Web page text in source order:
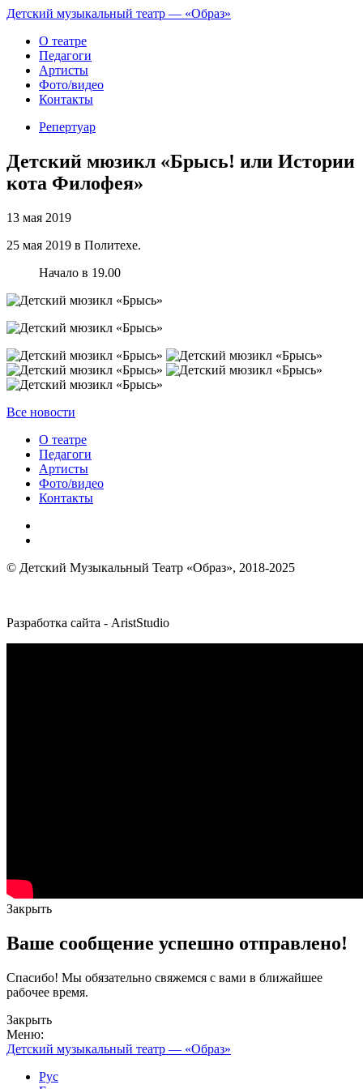
Детский музыкальный театр — «Образ»
О театре
Педагоги
Артисты
Фото/видео
Контакты
Репертуар
Детский мюзикл «Брысь! или Истории
кота Филофея»
13 мая 2019
25 мая 2019 в Политехе.
Начало в 19.00
Все новости
О театре
Педагоги
Артисты
Фото/видео
Контакты
© Детский Музыкальный Театр «Образ», 2018-2025
Разработка сайта - AristStudio
Закрыть
Ваше сообщение успешно отправлено!
Спасибо! Мы обязательно свяжемся с вами в ближайшее
рабочее время.
Закрыть
Меню:
Детский музыкальный театр — «Образ»
Рус